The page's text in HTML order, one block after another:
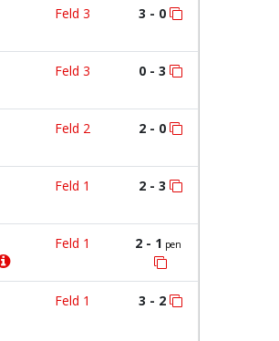
Feld 3 3 - 0
Feld 3 0 - 3
Feld 2 2 - 0
Feld 1 2 - 3
Feld 1 2 - 1 pen
Feld 1 3 - 2